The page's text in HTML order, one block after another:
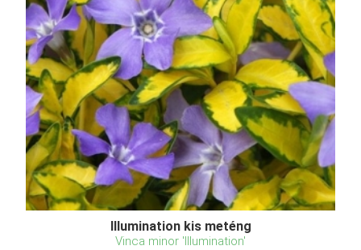
Illumination kis meténg
Vinca minor 'Illumination'